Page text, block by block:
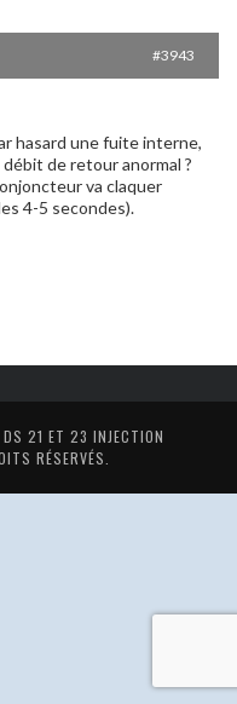
#3943
hasard une fuite interne,
de retour anormal ?
va claquer
4-5 secondes).
DS 21 ET 23 INJECTION
RÉSERVÉS.